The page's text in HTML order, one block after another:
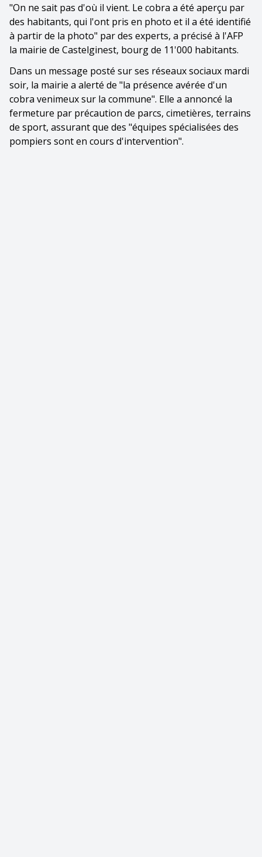
"On ne sait pas d'où il vient. Le cobra a été aperçu par
des habitants, qui l'ont pris en photo et il a été identifié
à partir de la photo" par des experts, a précisé à l'AFP
la mairie de Castelginest, bourg de 11'000 habitants.
Dans un message posté sur ses réseaux sociaux mardi
soir, la mairie a alerté de "la présence avérée d'un
cobra venimeux sur la commune". Elle a annoncé la
fermeture par précaution de parcs, cimetières, terrains
de sport, assurant que des "équipes spécialisées des
pompiers sont en cours d'intervention".